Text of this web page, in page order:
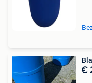
€